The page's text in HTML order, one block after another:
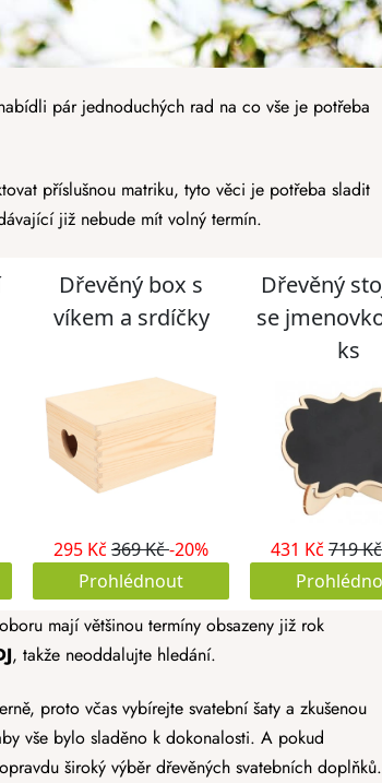
pár jednoduchých rad na co vše je potřeba
příslušnou matriku, tyto věci je potřeba sladit
již nebude mít volný termín.
mají většinou termíny obsazeny již rok
, takže neoddalujte hledání.
proto včas vybírejte svatební šaty a zkušenou
vše bylo sladěno k dokonalosti. A pokud
široký výběr dřevěných svatebních doplňků.